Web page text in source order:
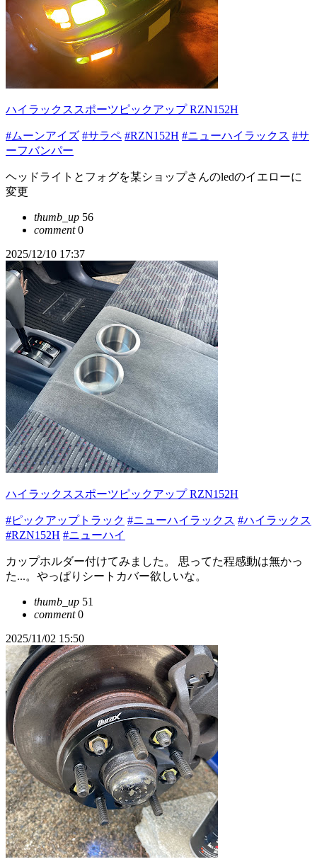
ハイラックススポーツピックアップ RZN152H
#ムーンアイズ #サラペ #RZN152H #ニューハイラックス #サ
ーフバンパー
ヘッドライトとフォグを某ショップさんのledのイエローに
変更
thumb_up 56
comment0
2025/12/10 17:37
ハイラックススポーツピックアップ RZN152H
#ピックアップトラック #ニューハイラックス #ハイラックス
#RZN152H #ニューハイ
カップホルダー付けてみました。 思ってた程感動は無かっ
た...。やっぱりシートカバー欲しいな。
thumb_up 51
comment0
2025/11/02 15:50